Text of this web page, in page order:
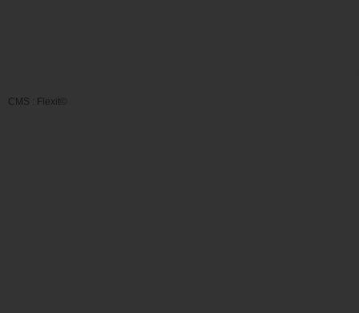
CMS : Flexit©